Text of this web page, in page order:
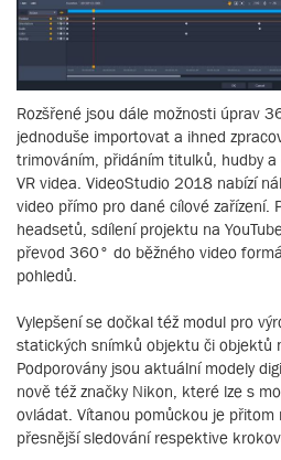
Rozšřené jsou dále možnosti úprav
jednoduše importovat a ihned
trimováním, přidáním titulků, hudby
VR videa. VideoStudio 2018 nabízí
video přímo pro dané cílové zařízení.
headsetů, sdílení projektu na
převod 360° do běžného video
pohledů.
Vylepšení se dočkal též modul pro
statických snímků objektu či objektů
Podporovány jsou aktuální modely
nově též značky Nikon, které lze s
ovládat. Vítanou pomůckou je přitom
přesnější sledování respektive